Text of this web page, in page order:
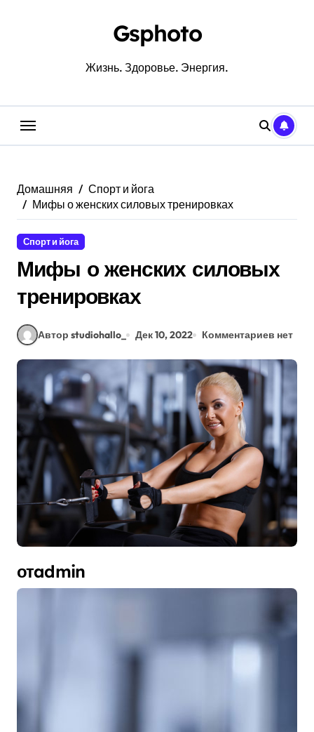
Gsphoto
Жизнь. Здоровье. Энергия.
Домашняя
Спорт и йога
Мифы о женских силовых тренировках
Спорт и йога
Мифы о женских силовых
тренировках
Автор studiohallo_ Дек 10, 2022 Комментариев нет
отadmin